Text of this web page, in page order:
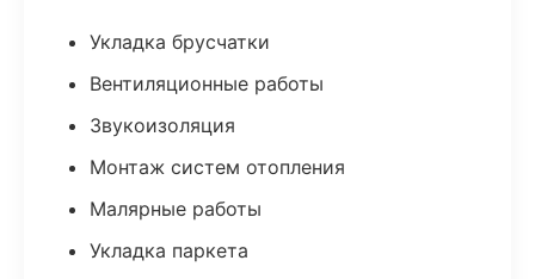
Укладка брусчатки
Вентиляционные работы
Звукоизоляция
Монтаж систем отопления
Малярные работы
Укладка паркета